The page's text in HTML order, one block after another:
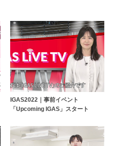
IGAS2022｜事前イベント
「Upcoming IGAS」スタート